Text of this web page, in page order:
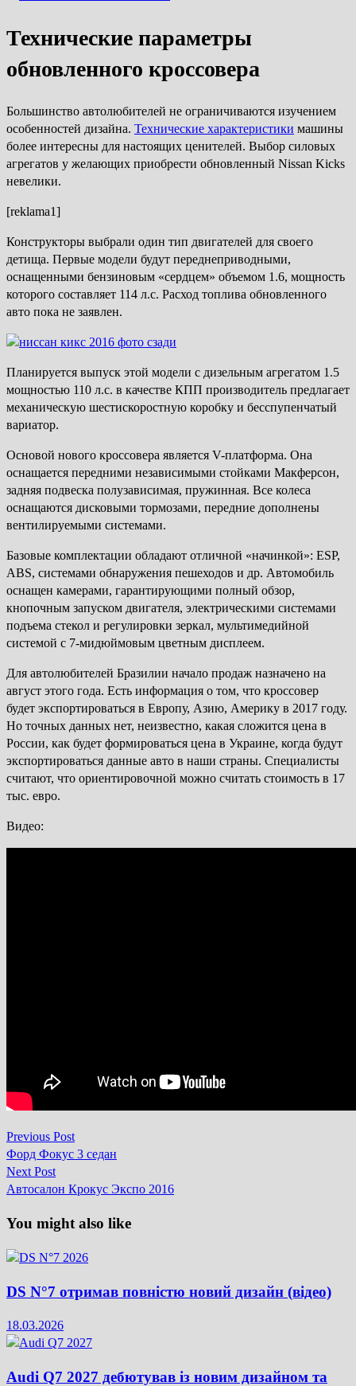
Технические параметры
обновленного кроссовера
Большинство автолюбителей не ограничиваются изучением
особенностей дизайна. Технические характеристики машины
более интересны для настоящих ценителей. Выбор силовых
агрегатов у желающих приобрести обновленный Nissan Kicks
невелики.
[reklama1]
Конструкторы выбрали один тип двигателей для своего
детища. Первые модели будут переднеприводными,
оснащенными бензиновым «сердцем» объемом 1.6, мощность
которого составляет 114 л.с. Расход топлива обновленного
авто пока не заявлен.
Планируется выпуск этой модели с дизельным агрегатом 1.5
мощностью 110 л.с. в качестве КПП производитель предлагает
механическую шестискоростную коробку и бесспупенчатый
вариатор.
Основой нового кроссовера является V-платформа. Она
оснащается передними независимыми стойками Макферсон,
задняя подвеска полузависимая, пружинная. Все колеса
оснащаются дисковыми тормозами, передние дополнены
вентилируемыми системами.
Базовые комплектации обладают отличной «начинкой»: ESP,
ABS, системами обнаружения пешеходов и др. Автомобиль
оснащен камерами, гарантирующими полный обзор,
кнопочным запуском двигателя, электрическими системами
подъема стекол и регулировки зеркал, мультимедийной
системой с 7-мидюймовым цветным дисплеем.
Для автолюбителей Бразилии начало продаж назначено на
август этого года. Есть информация о том, что кроссовер
будет экспортироваться в Европу, Азию, Америку в 2017 году.
Но точных данных нет, неизвестно, какая сложится цена в
России, как будет формироваться цена в Украине, когда будут
экспортироваться данные авто в наши страны. Специалисты
считают, что ориентировочной можно считать стоимость в 17
тыс. евро.
Видео:
Навігація
записів
Previous PostPrevious
post:
Форд Фокус 3 седан
Next PostNext
post:
Автосалон Крокус Экспо 2016
You might also like
DS N°7 отримав повністю новий дизайн (відео)
18.03.2026
Audi Q7 2027 дебютував із новим дизайном та